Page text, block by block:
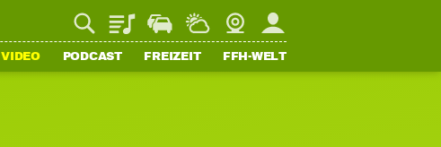
PlaylistStaupilotWetterWebcamMein FFH
VIDEO PODCAST FREIZEIT FFH-WELT